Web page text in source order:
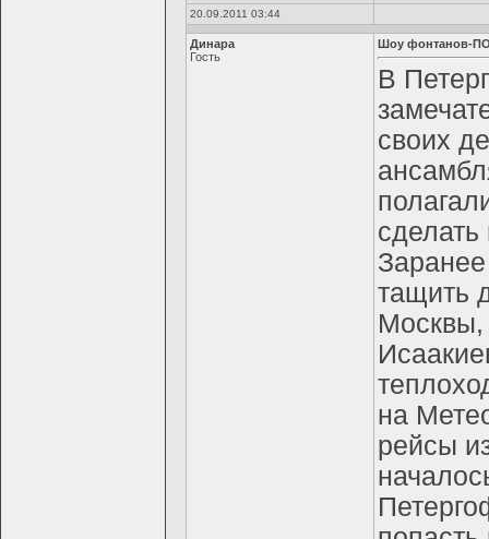
20.09.2011 03:44
Динара
Гость
Шоу фонтанов-
В
своих
тащить
Москвы,
на
рейсы